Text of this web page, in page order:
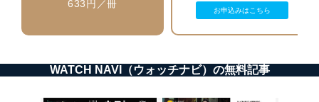
ベース等を取り扱う情報システムを使用する従業
633円／冊
お申込みはこちら
WATCH NAVI（ウォッチナビ）の無料記事